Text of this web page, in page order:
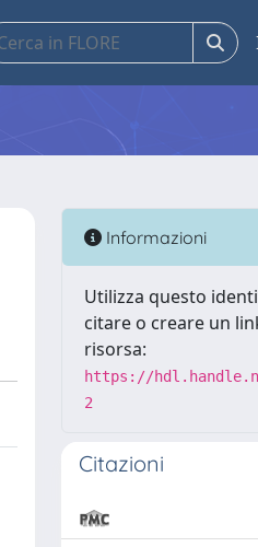
Informazioni
Utilizza questo
citare o creare un
risorsa:
https://
2
Citazioni